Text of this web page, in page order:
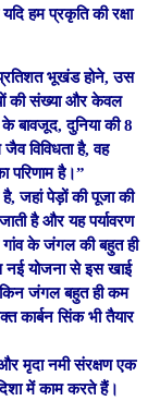
हम प्रकृति की रक्षा
प्रतिशत भूखंड होने, उस
की संख्या और केवल
बावजूद, दुनिया की 8
जैव विविधता है, वह
परिणाम है।”
जहां पेड़ों की पूजा की
है और यह पर्यावरण
गांव के जंगल की बहुत ही
नई योजना से इस खाई
जंगल बहुत ही कम
कार्बन सिंक भी तैयार
और मृदा नमी संरक्षण एक
में काम करते हैं।